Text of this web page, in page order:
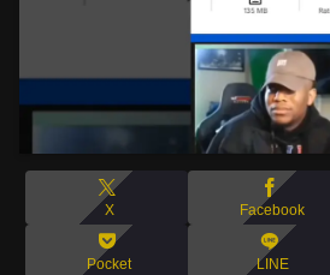
X Facebook
Pocket LINE